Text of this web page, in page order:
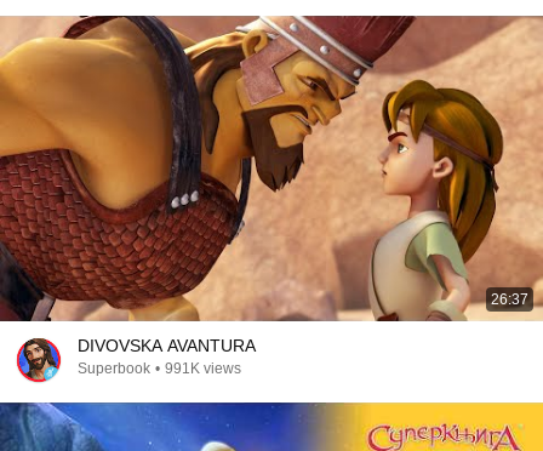
26:37
DIVOVSKA AVANTURA
Superbook • 991K views